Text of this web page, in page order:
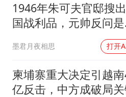
1946年朱可夫官邸搜
国战利品，元帅反问是
墨君月夜相思 打开
柬埔寨重大决定引越
亿反击，中方成破局